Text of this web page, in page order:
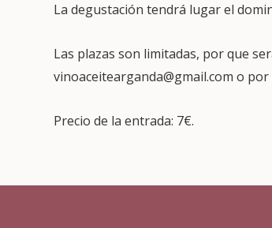
La degustación tendrá lugar el
Las plazas son limitadas, por que
vinoaceitearganda@gmail.com o
Precio de la entrada: 7€.